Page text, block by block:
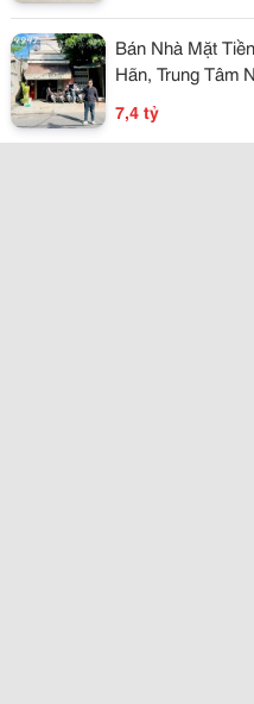
Bán Nhà Mặt
Hãn, Trung Tâm
Kinh Doanh Đẹp,
7,4 tỷ